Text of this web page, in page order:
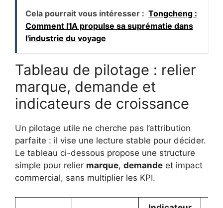
Cela pourrait vous intéresser : Tongcheng :
Comment l'IA propulse sa suprématie dans
l'industrie du voyage
Tableau de pilotage : relier
marque, demande et
indicateurs de croissance
Un pilotage utile ne cherche pas l’attribution
parfaite : il vise une lecture stable pour décider.
Le tableau ci-dessous propose une structure
simple pour relier marque, demande et impact
commercial, sans multiplier les KPI.